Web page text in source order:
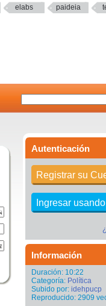
elabs paideia
Autenticación
Registrar su
Ingresar
Información
Duración: 10:22
Categoría: Política
Subido por: idehpucp
Reproducido: 2909